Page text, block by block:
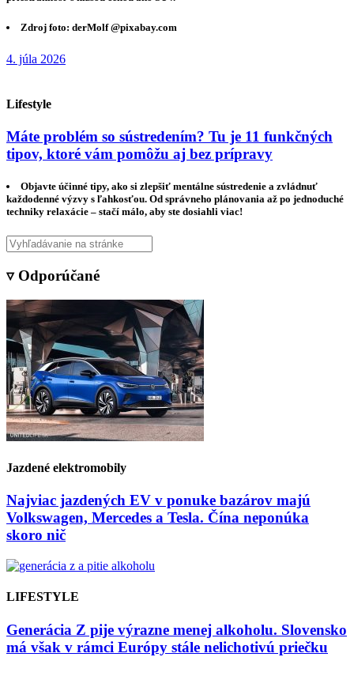
Zdroj foto: derMolf @pixabay.com
4. júla 2026
Lifestyle
Máte problém so sústredením? Tu je 11 funkčných
tipov, ktoré vám pomôžu aj bez prípravy
Objavte účinné tipy, ako si zlepšiť mentálne sústredenie a zvládnuť
každodenné výzvy s ľahkosťou. Od správneho plánovania až po jednoduché
techniky relaxácie – stačí málo, aby ste dosiahli viac!
▿ Odporúčané
Jazdené elektromobily
Najviac jazdených EV v ponuke bazárov majú
Volkswagen, Mercedes a Tesla. Čína neponúka
skoro nič
LIFESTYLE
Generácia Z pije výrazne menej alkoholu. Slovensko
má však v rámci Európy stále nelichotivú priečku